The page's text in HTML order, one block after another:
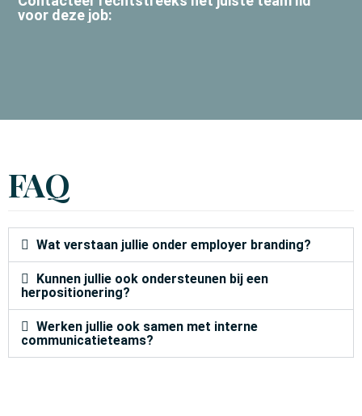
voor deze job:
FAQ
Wat verstaan jullie onder employer branding?
Kunnen jullie ook ondersteunen bij een
herpositionering?
Werken jullie ook samen met interne
communicatieteams?